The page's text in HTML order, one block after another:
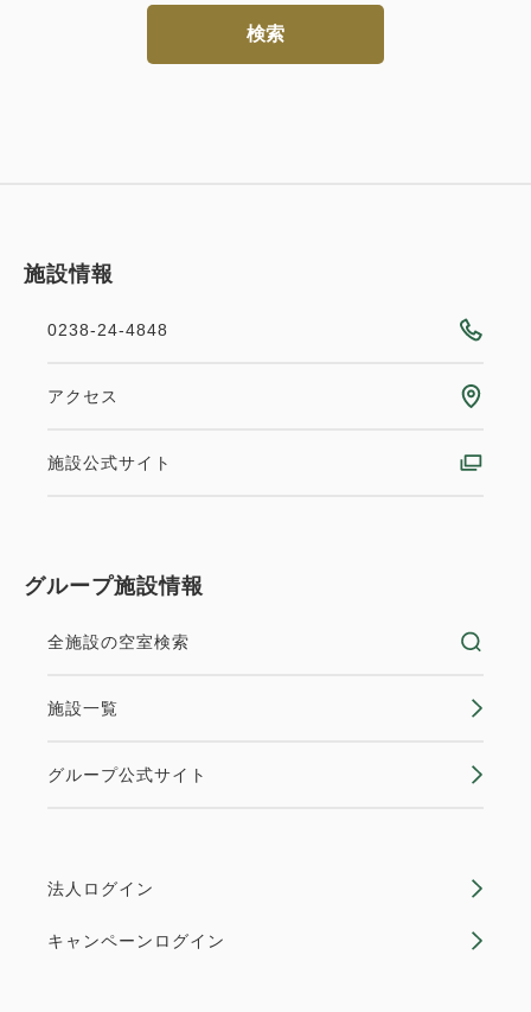
検索
施設情報
0238-24-4848
アクセス
施設公式サイト
グループ施設情報
全施設の空室検索
施設一覧
グループ公式サイト
法人ログイン
キャンペーンログイン